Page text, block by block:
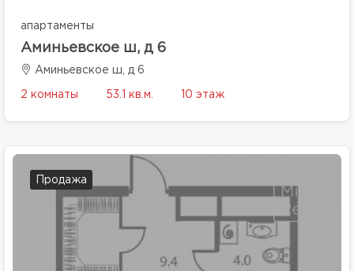
апартаменты
Аминьевское ш, д 6
Аминьевское ш, д 6
2 комнаты 53.1 кв.м. 10 этаж
Продажа